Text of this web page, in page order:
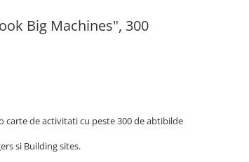
Big Machines", 300
carte de activitati cu peste 300 de abtibilde
si Building sites.